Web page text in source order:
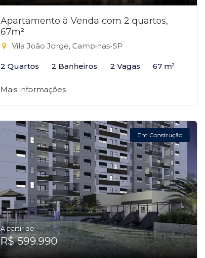
Apartamento à Venda com 2 quartos,
67m²
Vila João Jorge, Campinas-SP
2 Quartos 2 Banheiros 2 Vagas 67 m²
Mais informações
Em Construção
A partir de:
R$ 599.990